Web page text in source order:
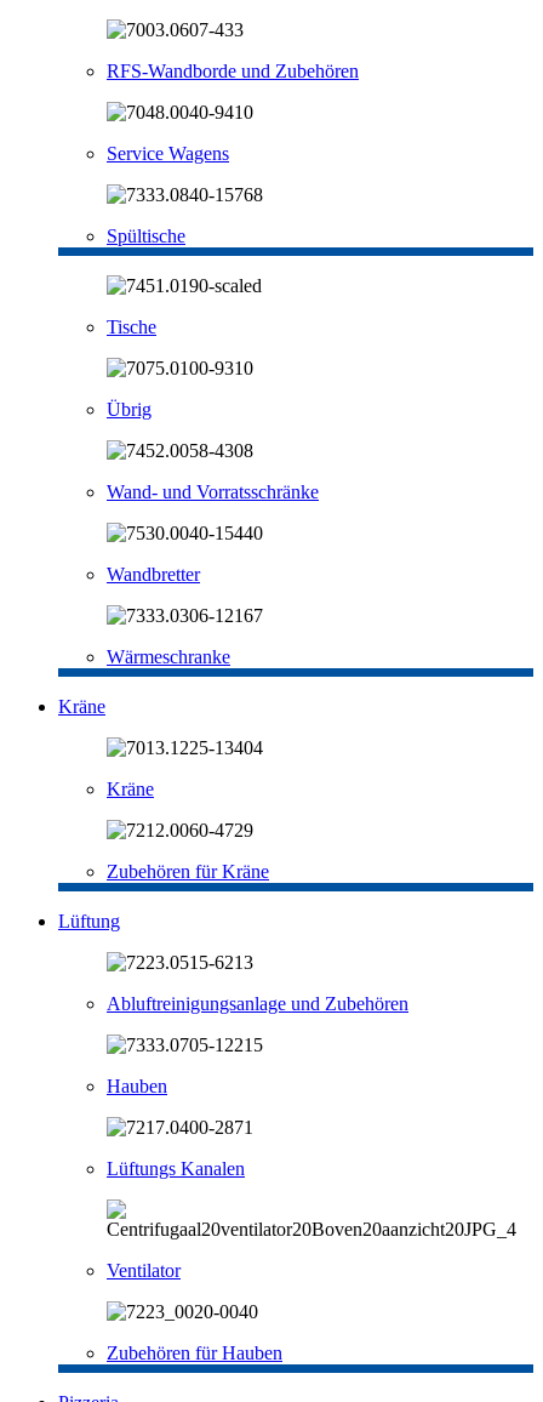
RFS-Wandborde und Zubehören
Service Wagens
Spültische
Tische
Übrig
Wand- und Vorratsschränke
Wandbretter
Wärmeschranke
Kräne
Kräne
Zubehören für Kräne
Lüftung
Abluftreinigungsanlage und Zubehören
Hauben
Lüftungs Kanalen
Ventilator
Zubehören für Hauben